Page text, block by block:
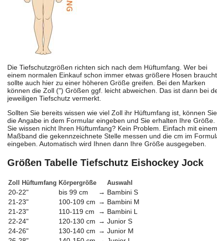
Die Tiefschutzgrößen richten sich nach dem Hüftumfang. Wer bei
einem normalen Einkauf schon immer etwas größere Hosen
sollte auch hier zu einer höheren Größe greifen. Bei den Marken
können die Zoll (") Größen ggf. leicht abweichen. Das ist dann bei
jeweiligen Tiefschutz vermerkt.
Sollten Sie bereits wissen wie viel Zoll ihr Hüftumfang ist, können Sie
die Angabe in dem Formular eingeben und Sie erhalten Ihre Größe.
Sie wissen nicht Ihren Hüftumfang? Kein Problem. Einfach mit einem
Maßband die gekennzeichnete Stelle messen und die cm im
eingeben. Automatisch wird Ihnen dann Ihre Größe ausgegeben.
Größen Tabelle Tiefschutz Eishockey Jock
Zoll Hüftumfang Körpergröße Auswahl
20-22" bis 99 cm → Bambini S
21-23"
100-109 cm → Bambini M
21-23"
110-119 cm → Bambini L
22-24"
120-130 cm → Junior S
24-26"
130-140 cm → Junior M